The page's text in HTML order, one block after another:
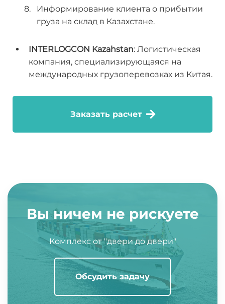
Информирование клиента о прибытии
груза на склад в Казахстане.
INTERLOGCON Kazahstan: Логистическая
компания, специализирующаяся на
международных грузоперевозках из Китая.
Заказать расчет
Вы ничем не рискуете
Комплекс от "двери до двери"
Обсудить задачу